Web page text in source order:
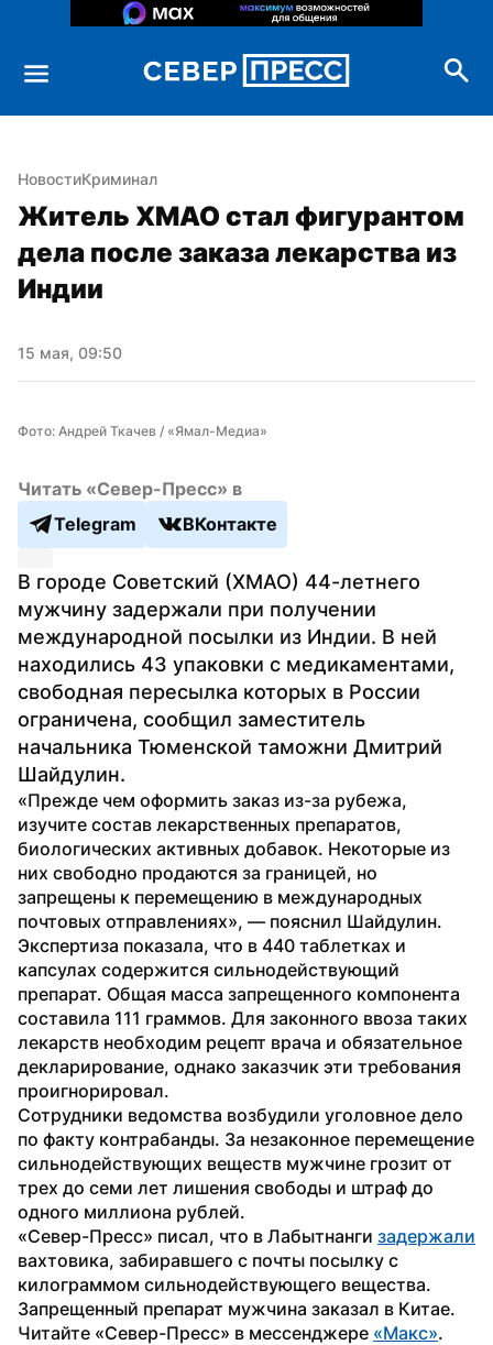
НовостиКриминал
Житель ХМАО стал фигурантом
дела после заказа лекарства из
Индии
15 мая, 09:50
Фото: Андрей Ткачев / «Ямал-Медиа»
Читать «Север-Пресс» в
Telegram
ВКонтакте
В городе Советский (ХМАО) 44-летнего
мужчину задержали при получении
международной посылки из Индии. В ней
находились 43 упаковки с медикаментами,
свободная пересылка которых в России
ограничена, сообщил заместитель
начальника Тюменской таможни Дмитрий
Шайдулин.
«Прежде чем оформить заказ из-за рубежа,
изучите состав лекарственных препаратов,
биологических активных добавок. Некоторые из
них свободно продаются за границей, но
запрещены к перемещению в международных
почтовых отправлениях», — пояснил Шайдулин.
Экспертиза показала, что в 440 таблетках и
капсулах содержится сильнодействующий
препарат. Общая масса запрещенного компонента
составила 111 граммов. Для законного ввоза таких
лекарств необходим рецепт врача и обязательное
декларирование, однако заказчик эти требования
проигнорировал.
Сотрудники ведомства возбудили уголовное дело
по факту контрабанды. За незаконное перемещение
сильнодействующих веществ мужчине грозит от
трех до семи лет лишения свободы и штраф до
одного миллиона рублей.
«Север-Пресс» писал, что в Лабытнанги задержали
вахтовика, забиравшего с почты посылку с
килограммом сильнодействующего вещества.
Запрещенный препарат мужчина заказал в Китае.
Читайте «Север-Пресс» в мессенджере «Макс».